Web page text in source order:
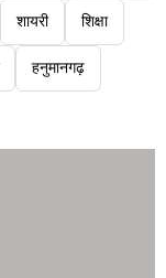
शायरी शिक्षा
हनुमानगढ़